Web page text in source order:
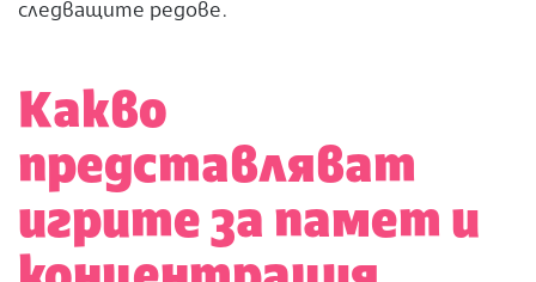
следващите редове.
Какво
представляват
игрите за памет и